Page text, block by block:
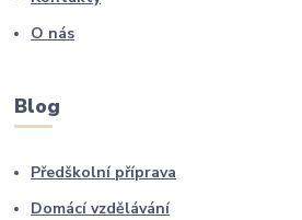
O nás
Blog
Předškolní příprava
Domácí vzdělávání